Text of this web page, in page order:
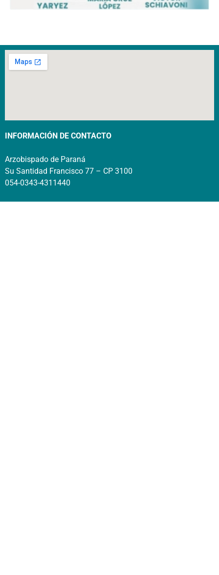
INFORMACIÓN DE CONTACTO
Arzobispado de Paraná
Su Santidad Francisco 77 – CP 3100
054-0343-4311440